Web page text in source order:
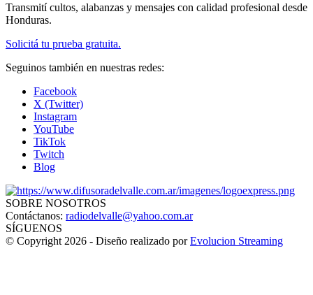
Transmití cultos, alabanzas y mensajes con calidad profesional desde
Honduras.
Solicitá tu prueba gratuita.
Seguinos también en nuestras redes:
Facebook
X (Twitter)
Instagram
YouTube
TikTok
Twitch
Blog
SOBRE NOSOTROS
Contáctanos: radiodelvalle@yahoo.com.ar
SÍGUENOS
© Copyright 2026 - Diseño realizado porEvolucion Streaming